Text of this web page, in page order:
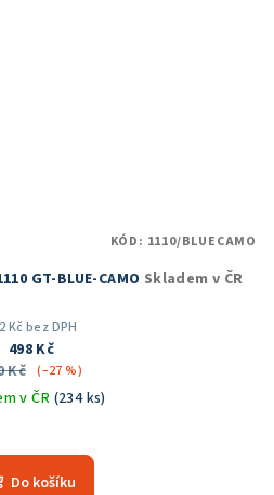
GT-BLUE-CAMO Skladem v ČR
Kč bez DPH
498 Kč
Kč (–27 %)
v ČR (234 ks)
hodnocení
produktu
Do košíku
KÓD: 1110/BLUECAMO